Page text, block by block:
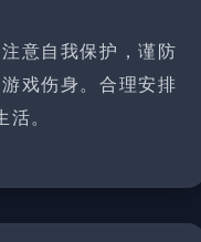
意自我保护，谨防
戏伤身。合理安排
。